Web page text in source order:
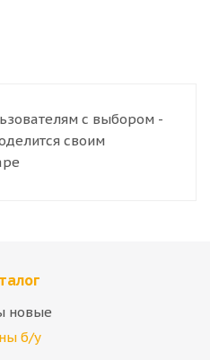
с выбором -
своим
новые
б/у